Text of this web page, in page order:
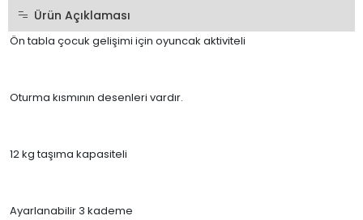
Ürün Açıklaması
Ön tabla çocuk gelişimi için oyuncak aktiviteli
Oturma kısmının desenleri vardır.
12 kg taşıma kapasiteli
Ayarlanabilir 3 kademe